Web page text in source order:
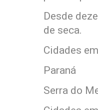
Desde
de seca.
Cidades
Paraná
Serra do